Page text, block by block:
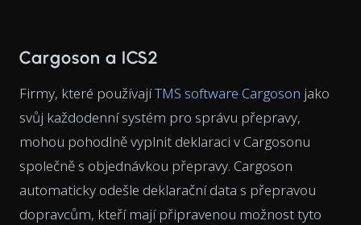
Cargoson a ICS2
Firmy, které používajíTMS software Cargoson jako
svůj každodenní systém pro správu přepravy,
mohou pohodlně vyplnit deklaraci v Cargosonu
společně s objednávkou přepravy. Cargoson
automaticky odešle deklarační data s přepravou
dopravcům, kteří mají připravenou možnost tyto